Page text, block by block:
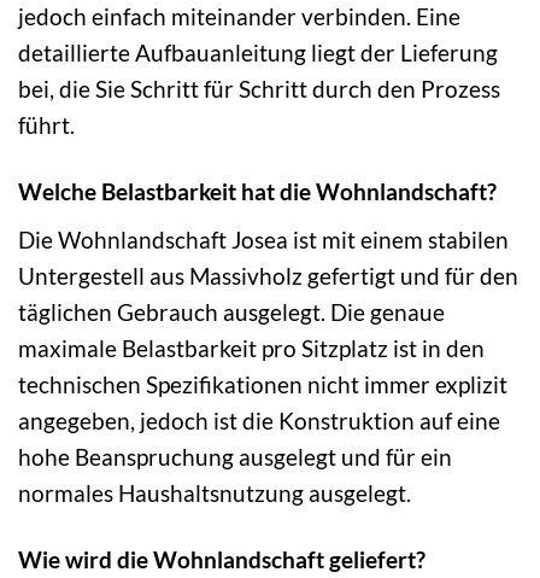
jedoch einfach miteinander verbinden. Eine
detaillierte Aufbauanleitung liegt der Lieferung
bei, die Sie Schritt für Schritt durch den Prozess
führt.
Welche Belastbarkeit hat die Wohnlandschaft?
Die Wohnlandschaft Josea ist mit einem stabilen
Untergestell aus Massivholz gefertigt und für den
täglichen Gebrauch ausgelegt. Die genaue
maximale Belastbarkeit pro Sitzplatz ist in den
technischen Spezifikationen nicht immer explizit
angegeben, jedoch ist die Konstruktion auf eine
hohe Beanspruchung ausgelegt und für ein
normales Haushaltsnutzung ausgelegt.
Wie wird die Wohnlandschaft geliefert?